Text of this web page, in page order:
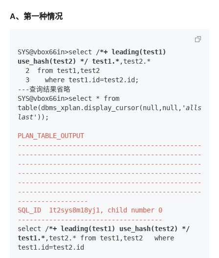
A、第一种情况
SYS@vbox66in>select /*+ leading(test1)
use_hash(test2) */ test1.*
  2  from test1,test2
  3    where test1.id=test2.id;
---查询结果省略
SYS@vbox66in>select * from
table(dbms_xplan.display_cursor(null,null, 'allstats
last' ));
PLAN_TABLE_OUTPUT
-----------------------------------------------
-----------------------------------------------
-----------------------------------------------
-----------------------------------------------
-----------------------------------------------
-----------------------------------------------
------------------
SQL_ID  1t2sys8m18yj1, child number 0
-------------------------------------
select /*+ leading(test1) use_hash(test2) */
test1.*,test2.* from test1,test2   where
test1.id=test2.id